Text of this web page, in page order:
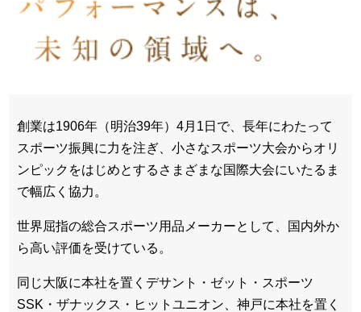
創業は1906年（明治39年）4月1日で、長年にわたって
スポーツ振興に力を注ぎ、小さなスポーツ大会からオリ
ンピックをはじめとするさまざまな国際大会にいたるま
で幅広く協力。
世界屈指の総合スポーツ用品メーカーとして、国内外か
ら高い評価を受けている。
同じ大阪に本社を置くデサント・ゼット・スポーツ
SSK・ザナックス・ヒットユニオン、神戸に本社を置く